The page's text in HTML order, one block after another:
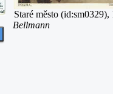
Staré město
Bellmann